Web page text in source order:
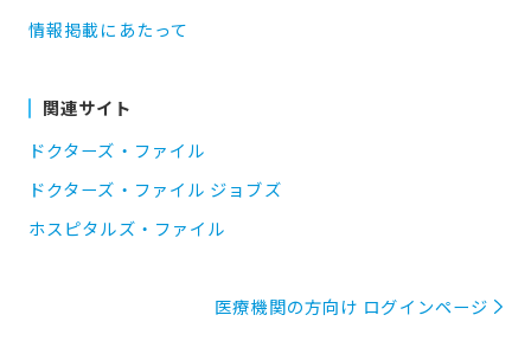
情報掲載にあたって
関連サイト
ドクターズ・ファイル
ドクターズ・ファイル ジョブズ
ホスピタルズ・ファイル
医療機関の方向け ログインページ